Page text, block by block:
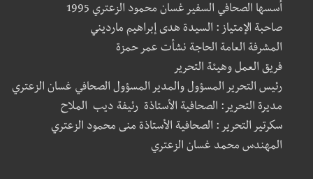
أسسها الصحافي السفير غسان محمود الزعتري 1995
صاحبة الإمتياز : السيدة هدى إبراهيم مارديني
المشرفة العامة الحاجة نشأت عمر حمزة
فريق العمل وهيئة التحرير
رئيس التحرير المسؤول والمدير المسؤول الصحافي غسان الزعتري
مديرة التحرير: الصحافية الأستاذة رئيفة ديب الملاح
سكرتير التحرير : الصحافية الأستاذة منى محمود الزعتري
المهندس محمد غسان الزعتري